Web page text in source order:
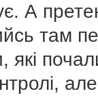
А
там
які